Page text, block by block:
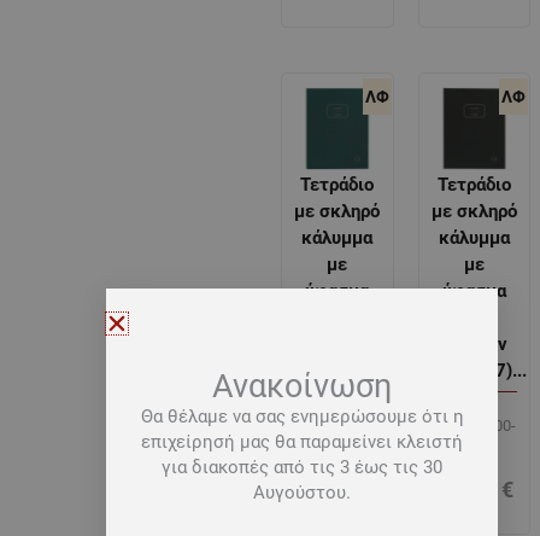
Τετράδιο
με σκληρό
κάλυμμα
με
ύφασμα
(20,5×27)...
ΤΕ.ΕΓ.100-
ΚΥΠ
17,00
ΛΦ
Τετράδιο
με σκληρό
κάλυμμα
με
ύφασμα
Φύλλων
(20,5×27)...
ΤΕ.ΕΓ.100-
ΜΑΥ
€
ΛΦ
Ανακοίνωση
Θα θέλαμε να σας ενημερώσουμε ότι η
επιχείρησή μας θα παραμείνει κλειστή
για διακοπές από τις 3 έως τις 30
Αυγούστου.